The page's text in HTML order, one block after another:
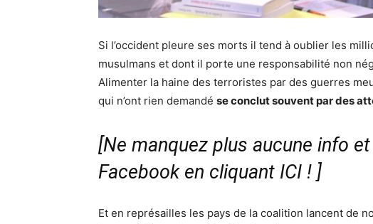
Si l’occident pleure ses morts il tend à oublier les
musulmans et dont il porte une responsabilité non
Alimenter la haine des terroristes par des guerres
qui n’ont rien demandé se conclut souvent par des
[Ne manquez plus aucune info
Facebook en cliquant ICI ! ]
Et en représailles les pays de la coalition lancent de